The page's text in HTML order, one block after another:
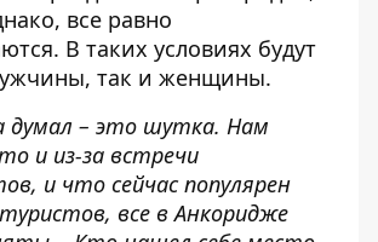
все равно
В таких условиях будут
так и женщины.
думал – это шутка. Нам
и из-за встречи
и что сейчас популярен
все в Анкоридже